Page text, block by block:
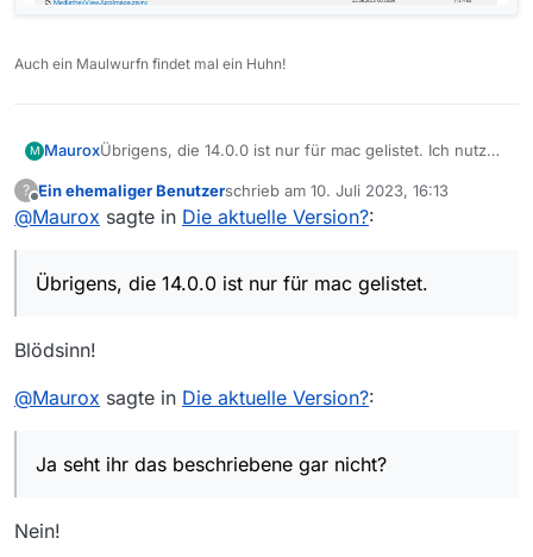
Auch ein Maulwurfn findet mal ein Huhn!
M MauroxÜbrigens, die 14.0.0 ist nur für mac gelistet. Ich nutze
?
Offline
Ein ehemaliger Benutzerschrieb am 10. Juli 2023, 16:13
zuletzt editiert von
@Maurox sagte in Die aktuelle Version?:
Übrigens, die 14.0.0 ist nur für mac gelistet.
Blödsinn!
@Maurox sagte in Die aktuelle Version?:
Ja seht ihr das beschriebene gar nicht?
Nein!